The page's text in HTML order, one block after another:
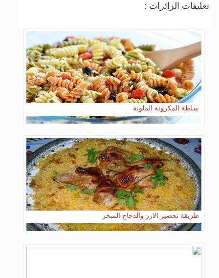
تعليقات الزائرات :
سلطة المكرونة الملونة
طريقة تحضير الارز والدجاج المبخر